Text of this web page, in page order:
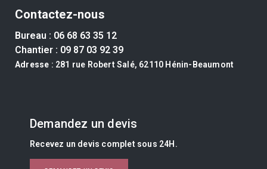
Contactez-nous
Bureau : 06 68 63 35 12
Chantier : 09 87 03 92 39
Adresse : 281 rue Robert Salé, 62110 Hénin-Beaumont
Demandez un devis
Recevez un devis complet sous 24H.